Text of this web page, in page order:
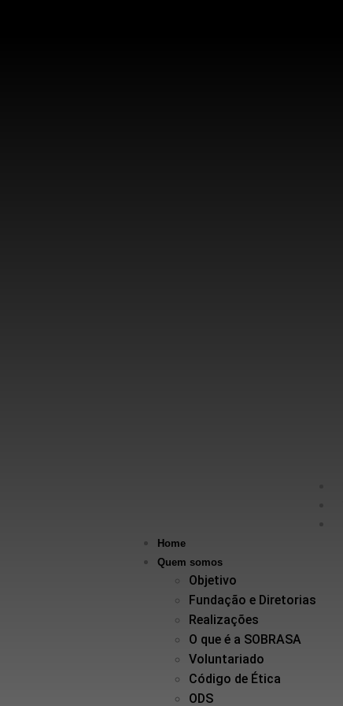
Home
Quem somos
Objetivo
Fundação e Diretorias
Realizações
O que é a SOBRASA
Voluntariado
Código de Ética
ODS